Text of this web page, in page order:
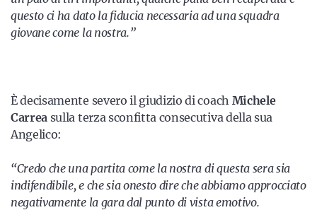
questo ci ha dato la fiducia necessaria ad una squadra
giovane come la nostra.”
È decisamente severo il giudizio di coach Michele
Carrea sulla terza sconfitta consecutiva della sua
Angelico:
“Credo che una partita come la nostra di questa sera sia
indifendibile, e che sia onesto dire che abbiamo approcciato
negativamente la gara dal punto di vista emotivo.